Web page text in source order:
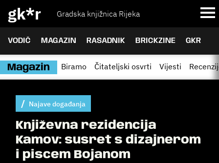
gk*r Gradska knjižnica Rijeka
VODIČ MAGAZIN RASADNIK BRICKZINE GKR
Magazin Biramo Čitateljski osvrti Vijesti
Najave događanja
Književna rezidencija
Kamov: susret s dizajnerom
i piscem Bojanom